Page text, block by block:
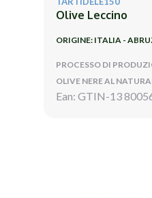
Olive Leccino
ORIGINE: ITALIA -
PROCESSO DI
OLIVE NERE AL
Ean: GTIN-13